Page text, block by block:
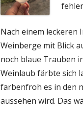
Nach einem leckeren
Weinberge mit Blick
noch blaue Trauben
Weinlaub färbte sich
farbenfroh es in den
aussehen wird. Das